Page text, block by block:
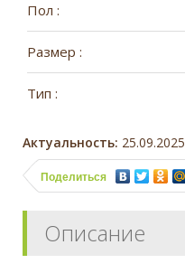
Пол :
Размер :
Тип :
Актуальность: 25.09.2025
Поделиться
Описание